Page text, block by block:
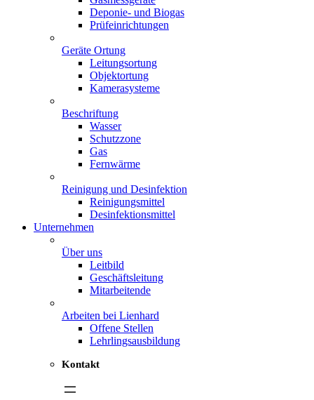
Deponie- und Biogas
Prüfeinrichtungen
Geräte Ortung
Leitungsortung
Objektortung
Kamerasysteme
Beschriftung
Wasser
Schutzzone
Gas
Fernwärme
Reinigung und Desinfektion
Reinigungsmittel
Desinfektionsmittel
Unternehmen
Über uns
Leitbild
Geschäftsleitung
Mitarbeitende
Arbeiten bei Lienhard
Offene Stellen
Lehrlingsausbildung
Kontakt